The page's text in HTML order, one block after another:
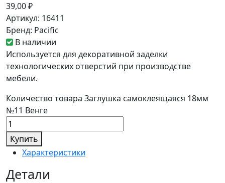
39,00₽
Артикул: 16411
Бренд: Pacific
В наличии
Используется для декоративной заделки
технологических отверстий при производстве
мебели.
Количество товара Заглушка самоклеящаяся 18мм
№11 Венге
Купить
Характеристики
Детали